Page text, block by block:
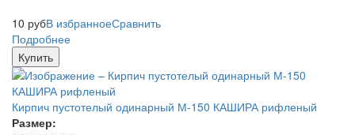
10 рубВ избранноеСравнить
Подробнее
Купить
Кирпич пустотелый одинарный М-150 КАШИРА рифленый
Размер: